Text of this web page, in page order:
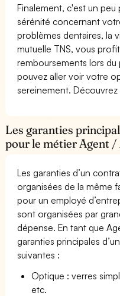
Finalement, c'est un peu
sérénité concernant
problèmes dentaires, la
mutuelle TNS, vous
remboursements lors
pouvez aller voir votre
sereinement.
Les garanties
pour le métier Agent /
Les garanties d’un
organisées de la même
pour un employé
sont organisées par
dépense. En tant que
garanties principales
suivantes :
Optique : verres
etc.